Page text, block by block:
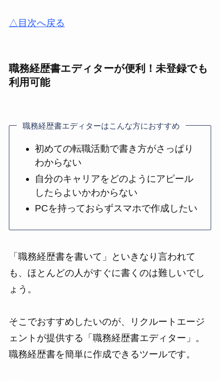
△目次へ戻る
職務経歴書エディターが便利！未登録でも
利用可能
職務経歴書エディターはこんな方におすすめ
初めての転職活動で書き方がさっぱり
わからない
自分のキャリアをどのようにアピール
したらよいかわからない
PCを持っておらずスマホで作成したい
「職務経歴書を書いて」といきなり言われて
も、ほとんどの人がすぐに書くのは難しいでし
ょう。
そこでおすすめしたいのが、リクルートエージ
ェントが提供する「職務経歴書エディター」。
職務経歴書を簡単に作成できるツールです。